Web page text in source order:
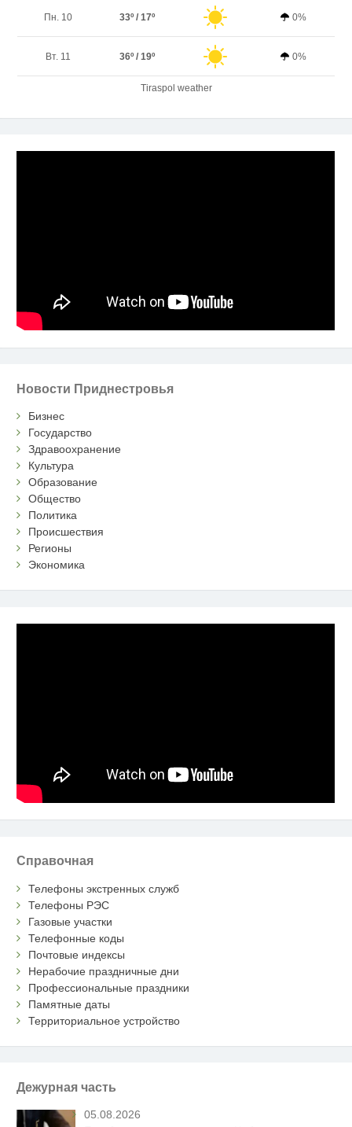
Пн. 10 33º / 17º 0%
Вт. 11 36º / 19º 0%
Tiraspol weather
Новости Приднестровья
Бизнес
Государство
Здравоохранение
Культура
Образование
Общество
Политика
Происшествия
Регионы
Экономика
Справочная
Телефоны экстренных служб
Телефоны РЭС
Газовые участки
Телефонные коды
Почтовые индексы
Нерабочие праздничные дни
Профессиональные праздники
Памятные даты
Территориальное устройство
Дежурная часть
05.08.2026